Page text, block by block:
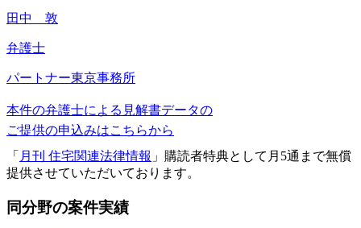
田中 敦
弁護士
パートナー東京事務所
本件の弁護士による見解書データの
ご提供の申込みはこちらから
「 月刊 住宅関連法律情報 」購読者特典として月5通まで無償
提供させていただいております。
同分野の案件実績